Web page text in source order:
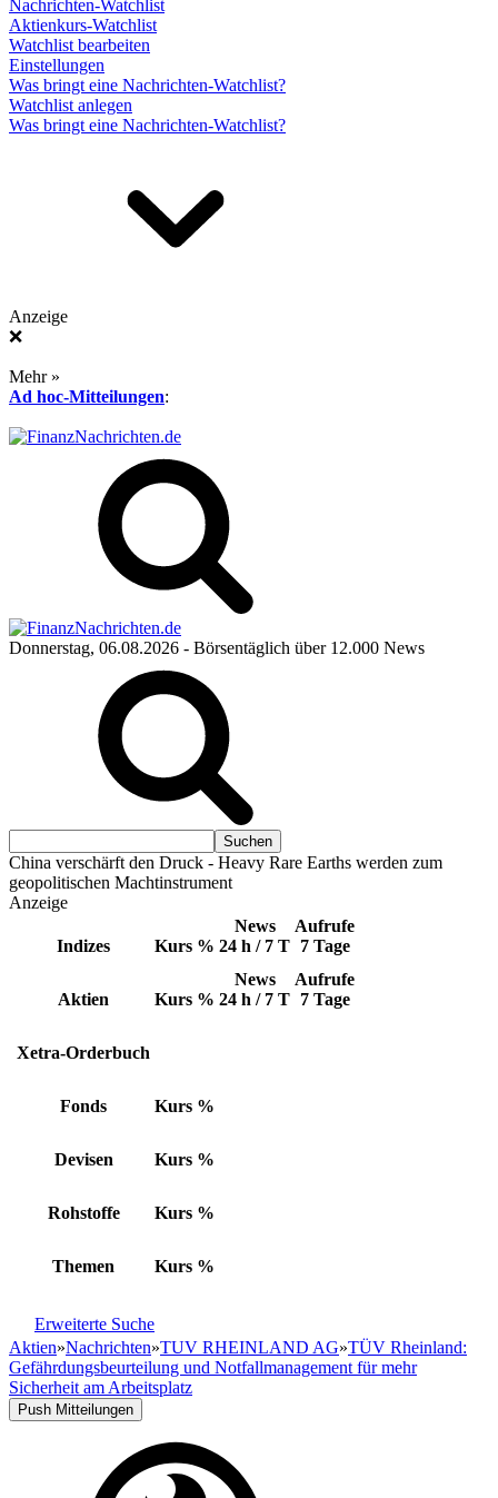
Nachrichten-Watchlist
Aktienkurs-Watchlist
Watchlist bearbeiten
Einstellungen
Was bringt eine Nachrichten-Watchlist?
Watchlist anlegen
Was bringt eine Nachrichten-Watchlist?
Anzeige
❌
Mehr »
Ad hoc-Mitteilungen:
Donnerstag, 06.08.2026 - Börsentäglich über 12.000 News
China verschärft den Druck - Heavy Rare Earths werden zum
geopolitischen Machtinstrument
Anzeige
Indizes Kurs %
News
24 h / 7 T
Aufrufe
7 Tage
Aktien Kurs %
News
24 h / 7 T
Aufrufe
7 Tage
Xetra-Orderbuch
Fonds Kurs %
Devisen Kurs %
Rohstoffe Kurs %
Themen Kurs %
Erweiterte Suche
Aktien»Nachrichten»TUV RHEINLAND AG»TÜV Rheinland:
Gefährdungsbeurteilung und Notfallmanagement für mehr
Sicherheit am Arbeitsplatz
Push Mitteilungen